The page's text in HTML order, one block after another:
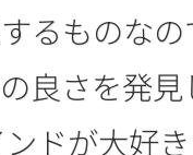
るものな
良さを発
ドが大好